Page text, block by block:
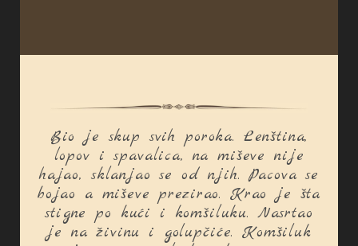
Bio je skup svih poroka. Lenština,
lopov i spavalica, na miševe nije
hajao, sklanjao se od njih. Pacova se
bojao a miševe prezirao. Krao je šta
stigne po kući i komšiluku. Nasrtao
je na živinu i golupčiće. Komšiluk